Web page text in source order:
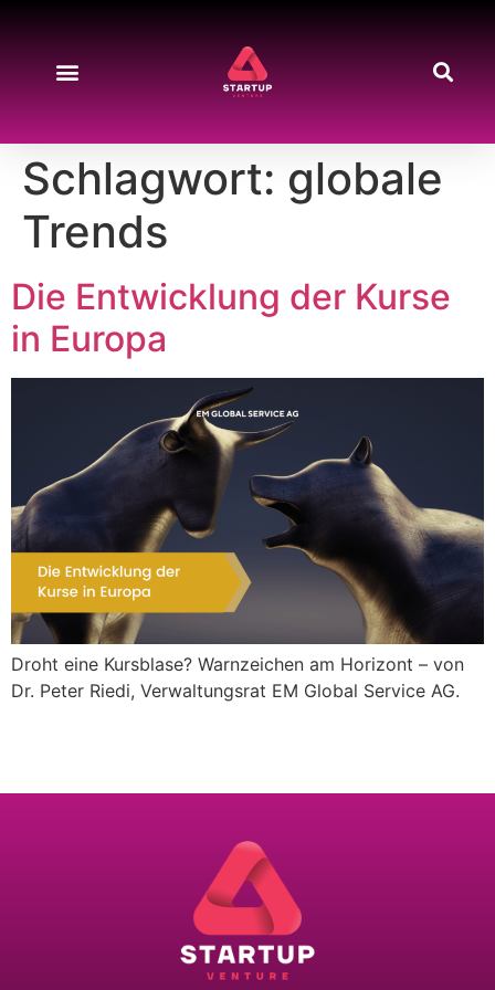
Schlagwort: globale
Trends
Die Entwicklung der Kurse
in Europa
Droht eine Kursblase? Warnzeichen am Horizont – von
Dr. Peter Riedi, Verwaltungsrat EM Global Service AG.